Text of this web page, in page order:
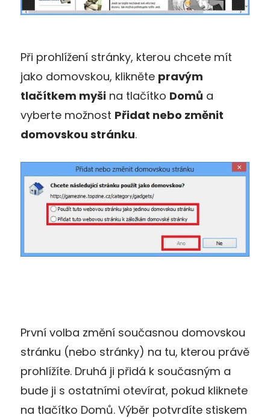
Při prohlížení stránky, kterou chcete mít
jako domovskou, klikněte pravým
tlačítkem myši na tlačítko Domů a
vyberte možnost Přidat nebo změnit
domovskou stránku.
První volba změní současnou domovskou
stránku (nebo stránky) na tu, kterou právě
prohlížíte. Druhá ji přidá k současným a
bude ji s ostatními otevírat, pokud kliknete
na tlačítko Domů. Výběr potvrdíte stiskem